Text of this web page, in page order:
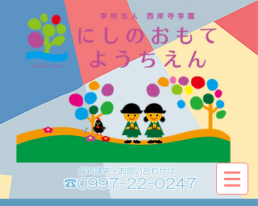
資料請求・お問い合わせは​​
☎0997-22-0247